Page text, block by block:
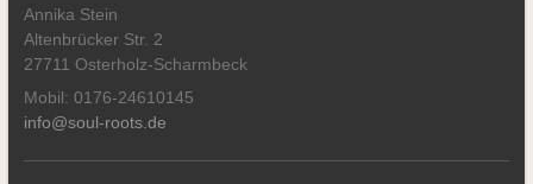
Annika Stein
Altenbrücker Str. 2
27711 Osterholz-Scharmbeck
Mobil: 0176-24610145
info@soul-roots.de